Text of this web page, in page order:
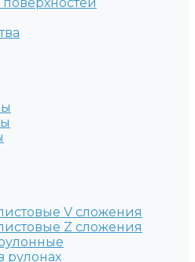
V сложения
Z сложения
рулонах